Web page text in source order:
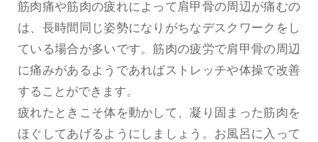
筋肉痛や筋肉の疲れによって肩甲骨の周辺が痛むの
は、長時間同じ姿勢になりがちなデスクワークをし
ている場合が多いです。筋肉の疲労で肩甲骨の周辺
に痛みがあるようであればストレッチや体操で改善
することができます。
疲れたときこそ体を動かして、凝り固まった筋肉を
ほぐしてあげるようにしましょう。お風呂に入って